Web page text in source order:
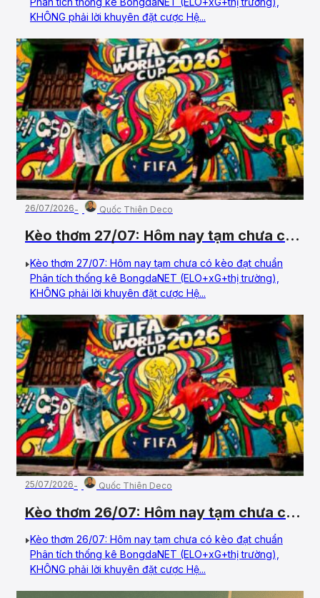
KHÔNG phải lời khuyên đặt cược Hệ...
26/07/2026 Quốc Thiên Deco
Kèo thơm 27/07: Hôm nay tạm chưa có
Kèo thơm 27/07: Hôm nay tạm chưa có kèo đạt chuẩn
Phân tích thống kê BongdaNET (ELO+xG+thị trường),
KHÔNG phải lời khuyên đặt cược Hệ...
25/07/2026 Quốc Thiên Deco
Kèo thơm 26/07: Hôm nay tạm chưa có
Kèo thơm 26/07: Hôm nay tạm chưa có kèo đạt chuẩn
Phân tích thống kê BongdaNET (ELO+xG+thị trường),
KHÔNG phải lời khuyên đặt cược Hệ...